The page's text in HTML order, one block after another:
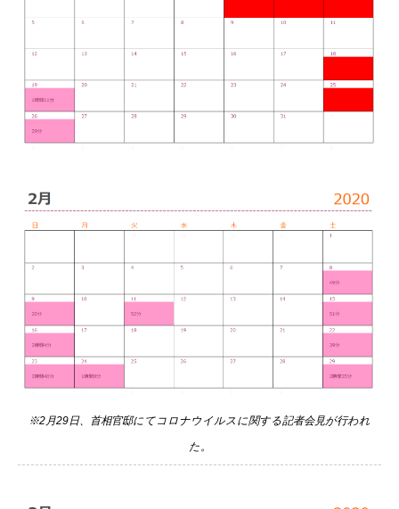
※2月29日、首相官邸にてコロナウイルスに関する記者会見が行われ
た。